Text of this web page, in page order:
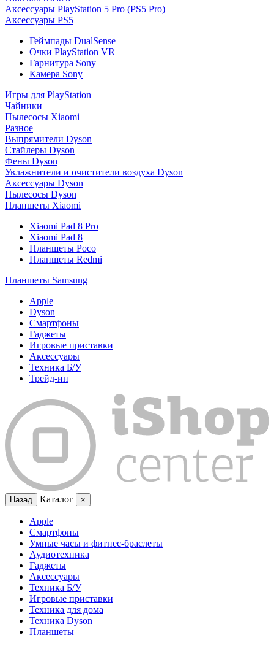
Аксессуары PlayStation 5 Pro (PS5 Pro)
Аксессуары PS5
Геймпады DualSense
Очки PlayStation VR
Гарнитура Sony
Камера Sony
Игры для PlayStation
Чайники
Пылесосы Xiaomi
Разное
Выпрямители Dyson
Стайлеры Dyson
Фены Dyson
Увлажнители и очистители воздуха Dyson
Аксессуары Dyson
Пылесосы Dyson
Планшеты Xiaomi
Xiaomi Pad 8 Pro
Xiaomi Pad 8
Планшеты Poco
Планшеты Redmi
Планшеты Samsung
Apple
Dyson
Смартфоны
Гаджеты
Игровые приставки
Аксессуары
Техника Б/У
Трейд-ин
Назад Каталог ×
Apple
Смартфоны
Умные часы и фитнес-браслеты
Аудиотехника
Гаджеты
Аксессуары
Техника Б/У
Игровые приставки
Техника для дома
Техника Dyson
Планшеты